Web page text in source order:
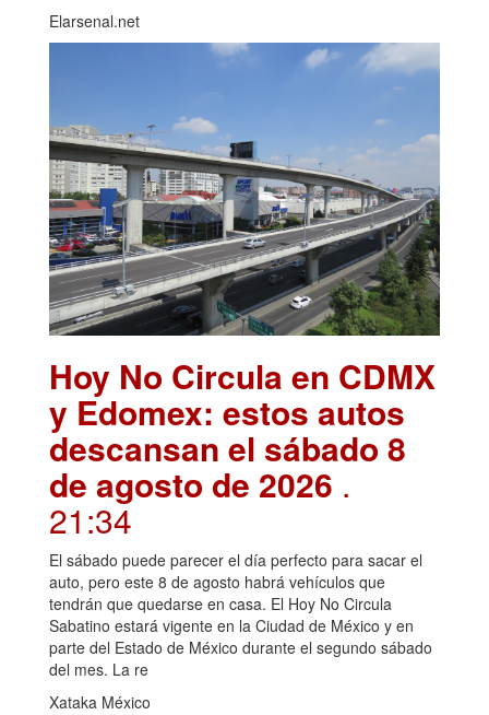
Elarsenal.net
Hoy No Circula en CDMX
y Edomex: estos autos
descansan el sábado 8
de agosto de 2026 .
21:34
El sábado puede parecer el día perfecto para sacar el
auto, pero este 8 de agosto habrá vehículos que
tendrán que quedarse en casa. El Hoy No Circula
Sabatino estará vigente en la Ciudad de México y en
parte del Estado de México durante el segundo sábado
del mes. La re
Xataka México